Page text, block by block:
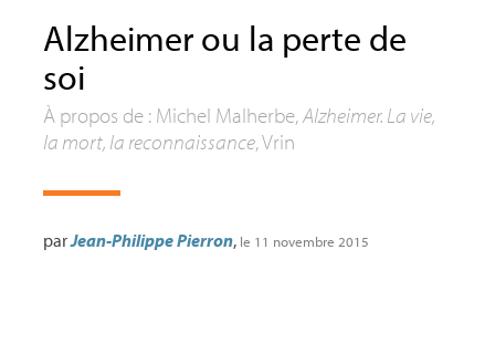
Alzheimer ou la perte de
soi
À propos de : Michel Malherbe,Alzheimer. La vie,
la mort, la reconnaissance, Vrin
parJean-Philippe Pierron, le 11 novembre 2015